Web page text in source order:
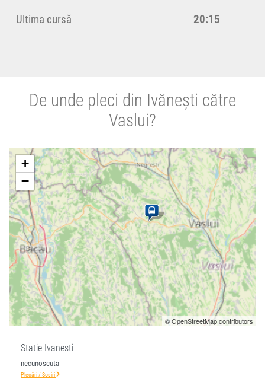
Ultima cursă 20:15
De unde pleci din Ivănești către
Vaslui?
+
−
© OpenStreetMap contributors
Statie Ivanesti
necunoscuta
Plecări / Sosiri